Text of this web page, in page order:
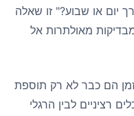
יום או שבוע?" זו שאלה
מאולתרות אל
זמן הם כבר לא רק תוספת
רציניים לבין הרגלי